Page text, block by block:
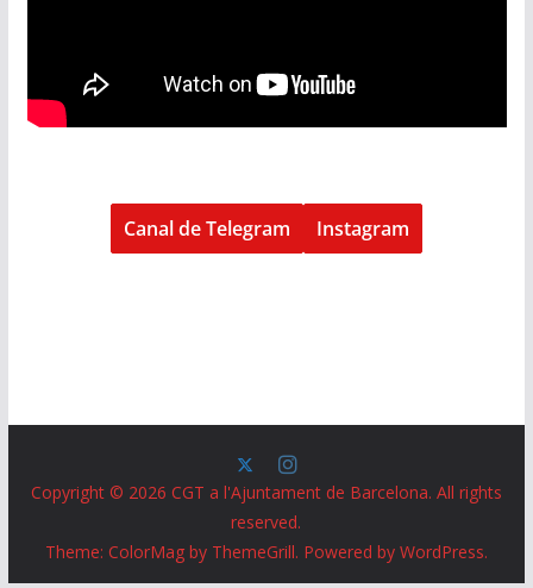
Canal de Telegram Instagram
Copyright © 2026 CGT a l'Ajuntament de Barcelona. All rights
reserved.
Theme: ColorMagby ThemeGrill. Powered by WordPress.